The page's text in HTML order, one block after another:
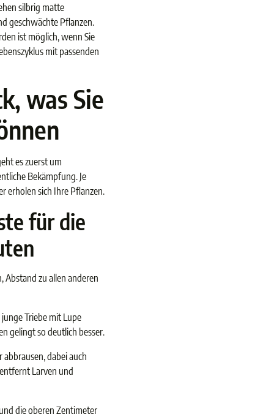
silbrig matte
geschwächte Pflanzen.
ist möglich, wenn Sie
mit passenden
was Sie
es zuerst um
Bekämpfung. Je
erholen sich Ihre Pflanzen.
für die
Abstand zu allen anderen
Triebe mit Lupe
gelingt so deutlich besser.
dabei auch
Larven und
die oberen Zentimeter